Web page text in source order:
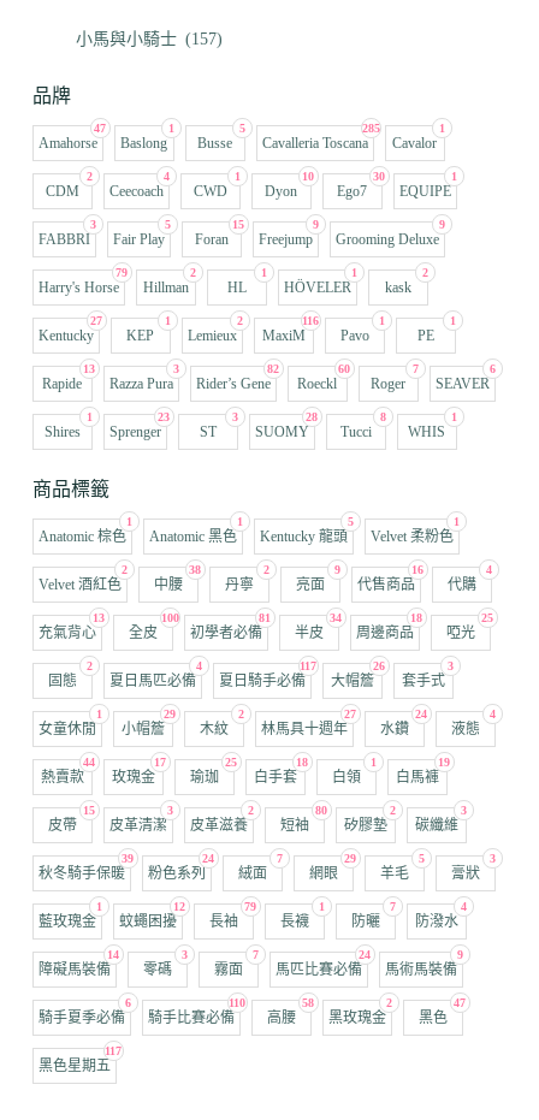
小馬與小騎士 (157)
品牌
47
Amahorse
1
Baslong
5
Busse
285
Cavalleria Toscana
1
Cavalor
2
CDM
4
Ceecoach
1
CWD
10
Dyon
30
Ego7
1
EQUIPE
3
FABBRI
5
Fair Play
15
Foran
9
Freejump
9
Grooming Deluxe
79
Harry's Horse
2
Hillman
1
HL
1
HÖVELER
2
kask
27
Kentucky
1
KEP
2
Lemieux
116
MaxiM
1
Pavo
1
PE
13
Rapide
3
Razza Pura
82
Rider’s Gene
60
Roeckl
7
Roger
6
SEAVER
1
Shires
23
Sprenger
3
ST
28
SUOMY
8
Tucci
1
WHIS
商品標籤
1
Anatomic 棕色
1
Anatomic 黑色
5
Kentucky 龍頭
1
Velvet 柔粉色
2
Velvet 酒紅色
38
中腰
2
丹寧
9
亮面
16
代售商品
4
代購
13
充氣背心
100
全皮
81
初學者必備
34
半皮
18
周邊商品
25
啞光
2
固態
4
夏日馬匹必備
117
夏日騎手必備
26
大帽簷
3
套手式
1
女童休閒
29
小帽簷
2
木紋
27
林馬具十週年
24
水鑽
4
液態
44
熱賣款
17
玫瑰金
25
瑜珈
18
白手套
1
白領
19
白馬褲
15
皮帶
3
皮革清潔
2
皮革滋養
80
短袖
2
矽膠墊
3
碳纖維
39
秋冬騎手保暖
24
粉色系列
7
絨面
29
網眼
5
羊毛
3
膏狀
1
藍玫瑰金
12
蚊蠅困擾
79
長袖
1
長襪
7
防曬
4
防潑水
14
障礙馬裝備
3
零碼
7
霧面
24
馬匹比賽必備
9
馬術馬裝備
6
騎手夏季必備
110
騎手比賽必備
58
高腰
2
黑玫瑰金
47
黑色
117
黑色星期五